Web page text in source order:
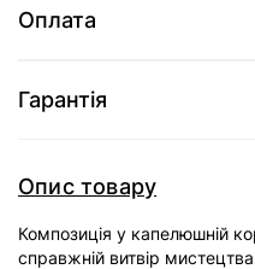
Оплата
Гарантія
Опис товару
Композиція у капелюшній
справжній витвір